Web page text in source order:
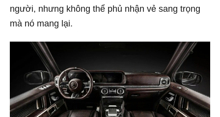
người, nhưng không thể phủ nhận vẻ sang trọng
mà nó mang lại.